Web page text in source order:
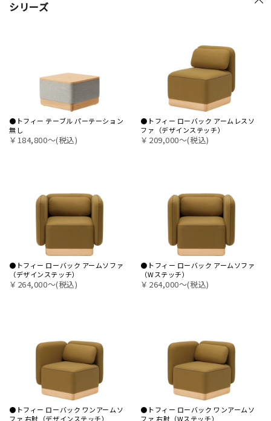
シリーズ
●トフィー テーブル パーテーション
無し
￥184,800〜(税込)
●トフィー ローバック アームレスソ
ファ（デザインステッチ）
￥209,000〜(税込)
●トフィー ローバック アームソファ
（デザインステッチ）
￥264,000〜(税込)
●トフィー ローバック アームソファ
（Wステッチ）
￥264,000〜(税込)
●トフィー ローバック ワンアームソ
ファ 右肘（デザインステッチ）
●トフィー ローバック ワンアームソ
ファ 右肘（Wステッチ）